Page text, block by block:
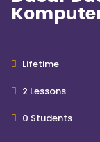
Lifetime
2 Lessons
0 Students